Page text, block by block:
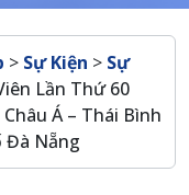
> Sự Kiện > Sự
Lần Thứ 60
Á – Thái Bình
Đà Nẵng